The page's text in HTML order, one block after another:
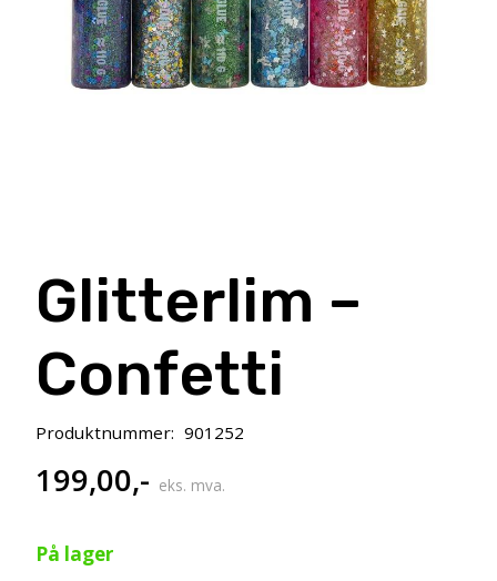
Glitterlim –
Confetti
Produktnummer: 901252
199,00,- eks. mva.
På lager